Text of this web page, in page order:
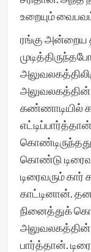
உறையும்
ரங்கு அன்றைய
அலுவலகத்தின்
கண்ணாடியில்
கொண்டு
டிரைவரும்
காட்டினான்.
நினைத்துக்
அலுவலகத்தின்
பார்த்தான்.